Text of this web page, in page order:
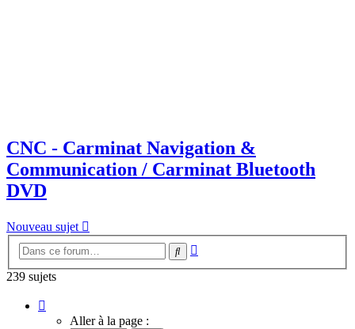
CNC - Carminat Navigation &
Communication / Carminat Bluetooth
DVD
Nouveau sujet
Rechercher
239 sujets
Aller à la page :